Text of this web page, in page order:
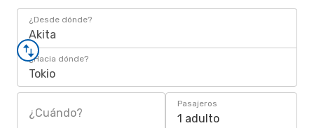
¿Desde dónde?
Akita
¿Hacia dónde?
Tokio
¿Cuándo?
Pasajeros
1 adulto